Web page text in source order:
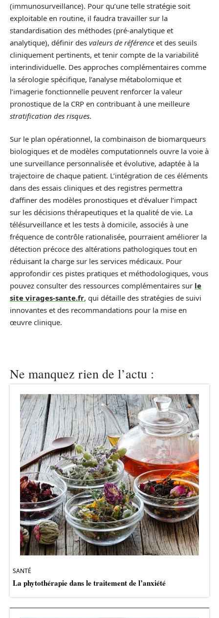
(immunosurveillance). Pour qu’une telle stratégie soit
exploitable en routine, il faudra travailler sur la
standardisation des méthodes (pré-analytique et
analytique), définir des valeurs de référence et des seuils
cliniquement pertinents, et tenir compte de la variabilité
interindividuelle. Des approches complémentaires comme
la sérologie spécifique, l’analyse métabolomique et
l’imagerie fonctionnelle peuvent renforcer la valeur
pronostique de la CRP en contribuant à une meilleure
stratification des risques.
Sur le plan opérationnel, la combinaison de biomarqueurs
biologiques et de modèles computationnels ouvre la voie à
une surveillance personnalisée et évolutive, adaptée à la
trajectoire de chaque patient. L’intégration de ces éléments
dans des essais cliniques et des registres permettra
d’affiner des modèles pronostiques et d’évaluer l’impact
sur les décisions thérapeutiques et la qualité de vie. La
télésurveillance et les tests à domicile, associés à une
fréquence de contrôle rationalisée, pourraient améliorer la
détection précoce des altérations pathologiques tout en
réduisant la charge sur les services médicaux. Pour
approfondir ces pistes pratiques et méthodologiques, vous
pouvez consulter des ressources complémentaires sur le
site virages-sante.fr, qui détaille des stratégies de suivi
innovantes et des recommandations pour la mise en
œuvre clinique.
Ne manquez rien de l’actu :
SANTÉ
La phytothérapie dans le traitement de l’anxiété